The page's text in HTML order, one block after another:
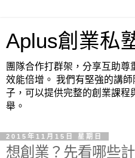
Aplus創業私
團隊合作打群架，分享互助尊
效能倍增。 我們有堅強的講
子，可以提供完整的創業課程
舉。
2015年11月15日 星期日
想創業？先看哪些